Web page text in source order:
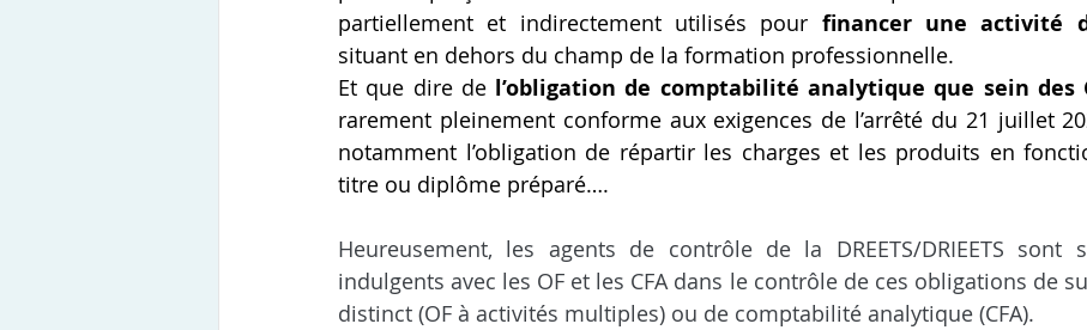
partiellement et indirectement utilisés pour financer une activité
situant en dehors du champ de la formation professionnelle.
Et que dire de l’obligation de comptabilité analytique que sein des
rarement pleinement conforme aux exigences de l’arrêté du 21 juillet
notamment l’obligation de répartir les charges et les produits en
titre ou diplôme préparé….
Heureusement, les agents de contrôle de la DREETS/DRIEETS sont
indulgents avec les OF et les CFA dans le contrôle de ces obligations de
distinct (OF à activités multiples) ou de comptabilité analytique (CFA).